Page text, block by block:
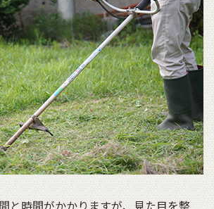
と時間がかかりますが、見た目を整